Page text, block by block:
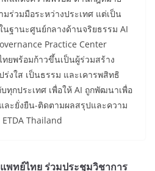
ร่วมมือระหว่างประเทศ แต่เป็น
ฐานะศูนย์กลางด้านจริยธรรม AI
Practice Center
ทยพร้อมก้าวขึ้นเป็นผู้ร่วมสร้าง
งใส เป็นธรรม และเคารพสิทธิ
กประเทศ เพื่อให้ AI ถูกพัฒนาเพื่อ
ละยั่งยืน-ติดตามผลสรุปและความ
Thailand
พทย์ไทย ร่วมประชุมวิชาการ